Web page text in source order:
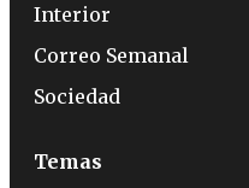
Interior
Correo Semanal
Sociedad
Temas